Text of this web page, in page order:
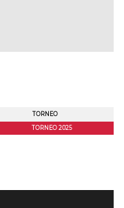
TORNEO
TORNEO 2025